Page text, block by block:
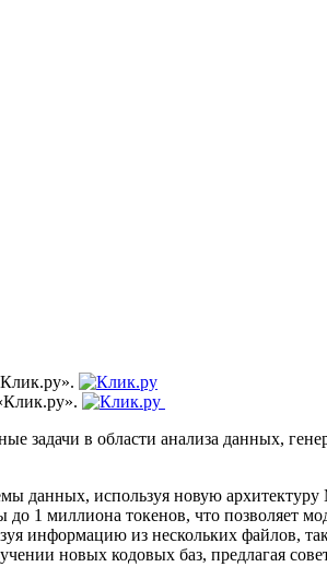
задачи в области анализа данных,
данных, используя новую
1 миллиона токенов, что позволяет
информацию из нескольких файлов,
новых кодовых баз, предлагая